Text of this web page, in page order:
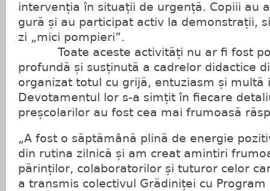
intervenția în situații de urgență. Copiii au
gură și au participat activ la demonstrații,
zi „mici pompieri”.
Toate aceste activități nu ar fi fost
profundă și susținută a cadrelor didactice
organizat totul cu grijă, entuziasm și multă
Devotamentul lor s-a simțit în fiecare
preșcolarilor au fost cea mai frumoasă
„A fost o săptămână plină de energie
din rutina zilnică și am creat amintiri
părinților, colaboratorilor și tuturor celor
a transmis colectivul Grădiniței cu Program